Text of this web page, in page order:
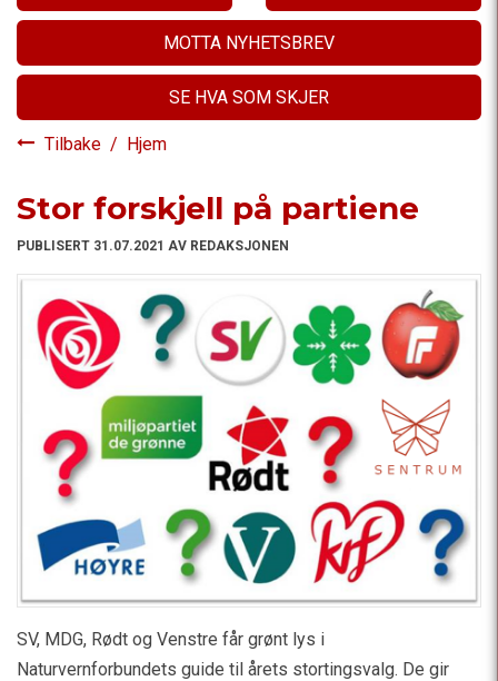
MOTTA NYHETSBREV
SE HVA SOM SKJER
Tilbake / Hjem
Stor forskjell på partiene
PUBLISERT 31.07.2021 AV REDAKSJONEN
SV, MDG, Rødt og Venstre får grønt lys i
Naturvernforbundets guide til årets stortingsvalg. De gir